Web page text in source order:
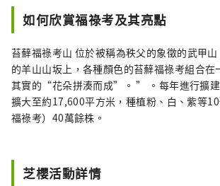
如何欣賞福祿考及其亮點
苔蘚福祿考山 位於被稱為秩父的象徵的武甲
的羊山山坂上，各種顏色的苔蘚福祿考組合在
其實的“花朵拼湊而成”。 ” 。每年進行擴
擴大至約17,600平方米，種植粉、白、紫等
福祿考）40萬餘株。
芝櫻活動詳情